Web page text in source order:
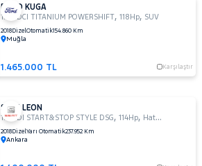
FORD KUGA
1.5 TDCI TITANIUM POWERSHIFT,118Hp, SUV
2018DizelOtomatik154.860 Km
Muğla
1.465.000 TL Karşılaştır
SEAT LEON
1.6 TDI START&STOP STYLE DSG,114Hp, Hatchback 5 Kapı
2018DizelYarı Otomatik237.952 Km
Ankara